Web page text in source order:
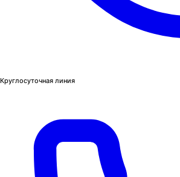
Круглосуточная линия